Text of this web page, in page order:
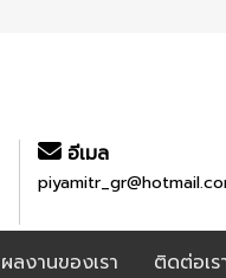
อีเมล
ผลงานของเรา ติดต่อเร